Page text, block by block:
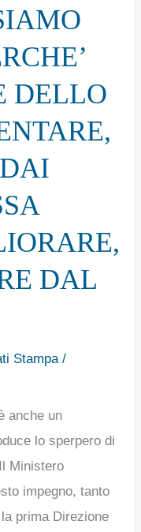
DELLO
DAL
Stampa/
anche un
lo sperpero di
Ministero
impegno, tanto
prima Direzione